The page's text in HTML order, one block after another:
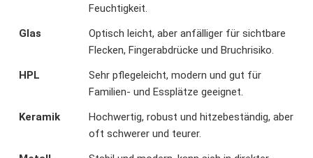
Feuchtigkeit.
Glas
Optisch leicht, aber anfälliger für sichtbare
Flecken, Fingerabdrücke und Bruchrisiko.
HPL
Sehr pflegeleicht, modern und gut für
Familien- und Essplätze geeignet.
Keramik
Hochwertig, robust und hitzebeständig, aber
oft schwerer und teurer.